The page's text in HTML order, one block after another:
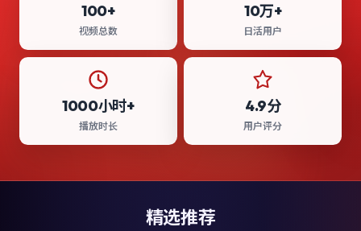
100+
视频总数
10万+
日活用户
1000小时+
播放时长
4.9分
用户评分
精选推荐